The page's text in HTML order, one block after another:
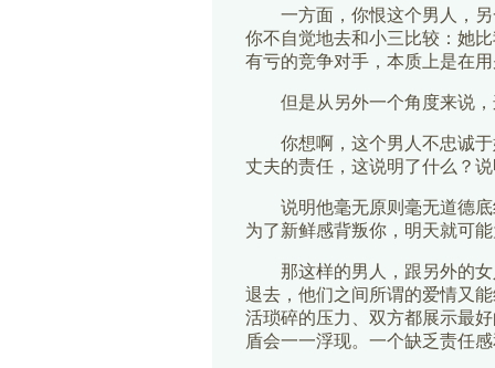
一方面，你恨这个男人，
你不自觉地去和小三比较：她
有亏的竞争对手，本质上是在
但是从另外一个角度来说
你想啊，这个男人不忠诚
丈夫的责任，这说明了什么？
说明他毫无原则毫无道德
为了新鲜感背叛你，明天就可
那这样的男人，跟另外的
退去，他们之间所谓的爱情又
活琐碎的压力、双方都展示最
盾会一一浮现。一个缺乏责任